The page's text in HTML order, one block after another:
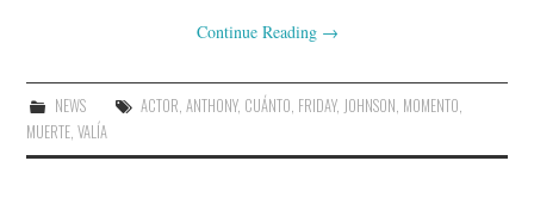
Continue Reading →
NEWS ACTOR, ANTHONY, CUÁNTO, FRIDAY, JOHNSON, MOMENTO,
MUERTE,VALÍA